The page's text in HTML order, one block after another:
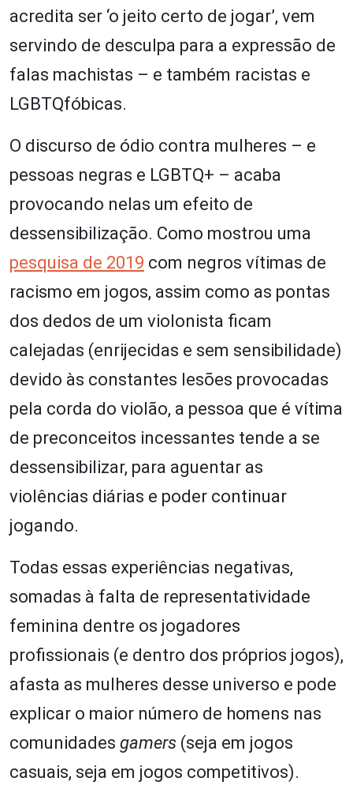
acredita ser ‘o jeito certo de jogar’, vem
servindo de desculpa para a expressão de
falas machistas – e também racistas e
LGBTQfóbicas.
O discurso de ódio contra mulheres – e
pessoas negras e LGBTQ+ – acaba
provocando nelas um efeito de
dessensibilização. Como mostrou uma
pesquisa de 2019 com negros vítimas de
racismo em jogos, assim como as pontas
dos dedos de um violonista ficam
calejadas (enrijecidas e sem sensibilidade)
devido às constantes lesões provocadas
pela corda do violão, a pessoa que é vítima
de preconceitos incessantes tende a se
dessensibilizar, para aguentar as
violências diárias e poder continuar
jogando.
Todas essas experiências negativas,
somadas à falta de representatividade
feminina dentre os jogadores
profissionais (e dentro dos próprios jogos),
afasta as mulheres desse universo e pode
explicar o maior número de homens nas
comunidades gamers (seja em jogos
casuais, seja em jogos competitivos).